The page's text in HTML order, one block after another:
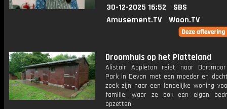
30-12-2025 16:52
SBS
Amusement.TV
Woon.TV
Droomhuis op het Platteland
Alistair Appleton reist naar
Park in Devon met een moeder en
zoek zijn naar een landelijke woning
familie, waar ze ook een eigen
opzetten.